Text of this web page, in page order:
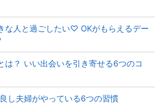
な人と過ごしたい♡ OKがもらえるデー
は？ いい出会いを引き寄せる6つのコ
し夫婦がやっている6つの習慣